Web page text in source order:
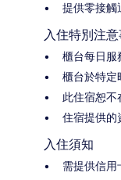
提供零接觸
入住特別注
櫃台每日服
櫃台於特定
此住宿恕不
住宿提供的
入住須知
需提供信用